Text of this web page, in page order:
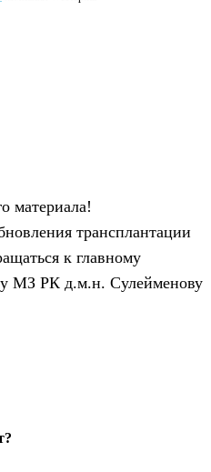
материала!
трансплантации
к главному
МЗ РК д.м.н. Сулейменову